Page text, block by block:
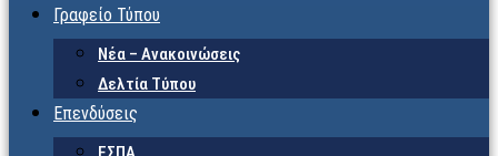
Γραφείο Τύπου
Νέα – Ανακοινώσεις
Δελτία Τύπου
Επενδύσεις